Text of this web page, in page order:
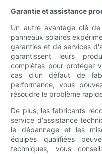
Garantie et assistance
Un autre avantage clé
panneaux solaires
garanties et de services
garantissent leurs
complètes pour protéger
cas d'un défaut de
performance, vous
résoudre le problème
De plus, les fabricants
service d'assistance
le dépannage et les
équipes qualifiées
techniques, vous